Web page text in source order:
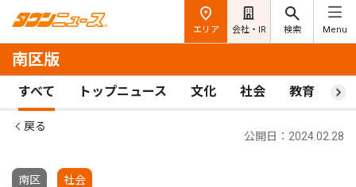
エリア 会社・IR 検索 Menu
南区版
すべて トップニュース 文化 社会 教育 ス
戻る
南区 社会
公開日：2024.02.28